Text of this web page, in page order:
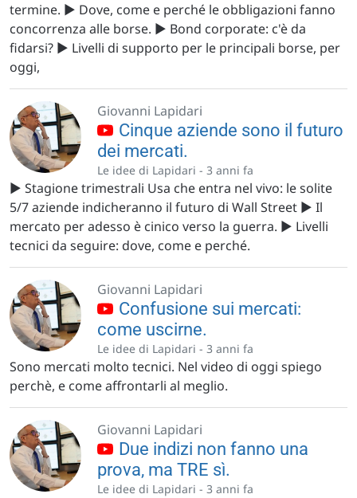
termine. ▶️ Dove, come e perché le obbligazioni fanno
concorrenza alle borse. ▶️ Bond corporate: c'è da
fidarsi? ▶️ Livelli di supporto per le principali borse, per
oggi,
Giovanni Lapidari
Cinque aziende sono il futuro
dei mercati.
Le idee di Lapidari - 3 anni fa
▶️ Stagione trimestrali Usa che entra nel vivo: le solite
5/7 aziende indicheranno il futuro di Wall Street ▶️ Il
mercato per adesso è cinico verso la guerra. ▶️ Livelli
tecnici da seguire: dove, come e perché.
Giovanni Lapidari
Confusione sui mercati:
come uscirne.
Le idee di Lapidari - 3 anni fa
Sono mercati molto tecnici. Nel video di oggi spiego
perchè, e come affrontarli al meglio.
Giovanni Lapidari
Due indizi non fanno una
prova, ma TRE sì.
Le idee di Lapidari - 3 anni fa